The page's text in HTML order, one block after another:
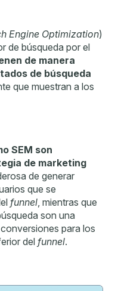
Engine Optimization)
de búsqueda por el
de manera
de búsqueda
que muestran a los
SEM son
de marketing
de generar
os que se
funnel , mientras que
son una
para los
del funnel.